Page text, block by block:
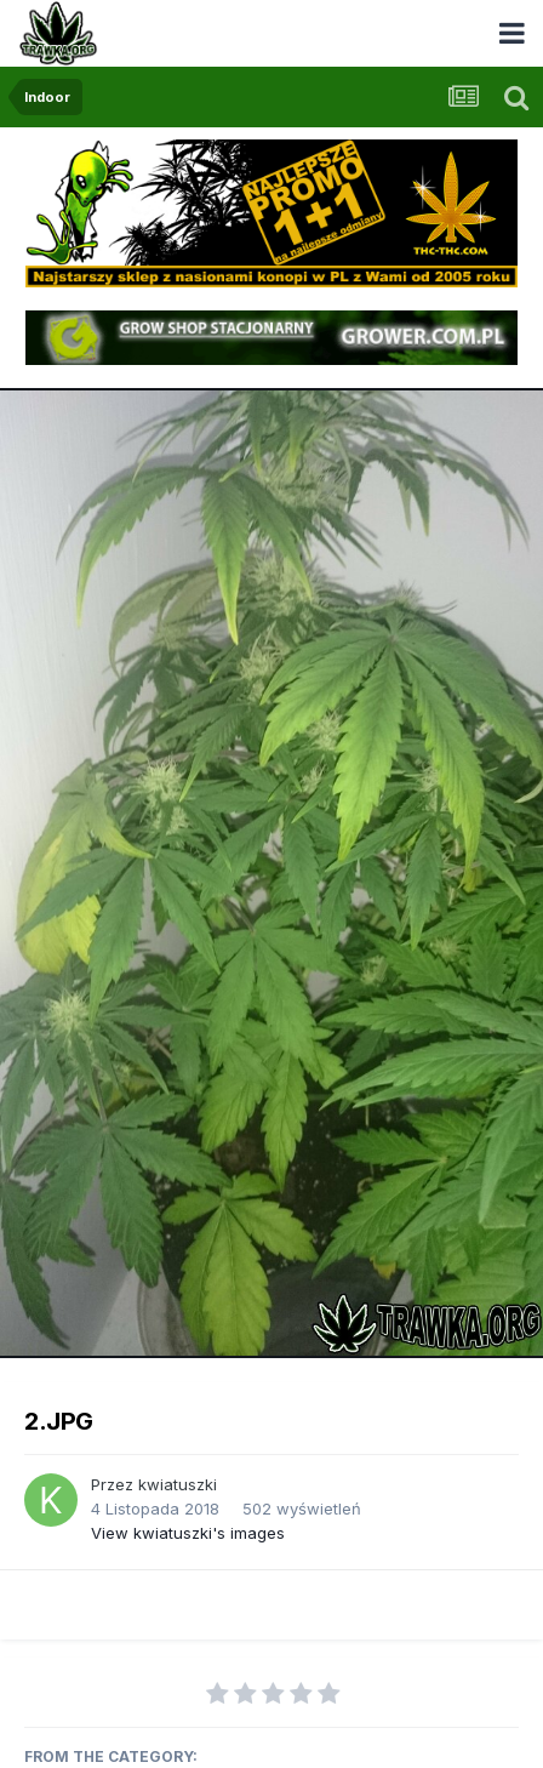
Indoor
Image Tools
2.JPG
Przez kwiatuszki
4 Listopada 2018
502 wyświetleń
View kwiatuszki's images
FROM THE CATEGORY: